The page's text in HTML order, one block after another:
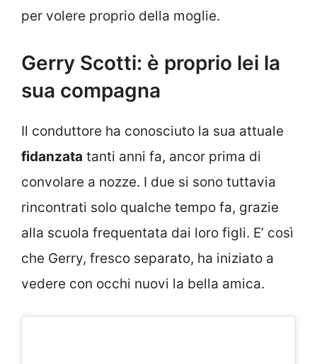
per volere proprio della moglie.
Gerry Scotti: è proprio lei la
sua compagna
Il conduttore ha conosciuto la sua attuale
fidanzata tanti anni fa, ancor prima di
convolare a nozze. I due si sono tuttavia
rincontrati solo qualche tempo fa, grazie
alla scuola frequentata dai loro figli. E’ così
che Gerry, fresco separato, ha iniziato a
vedere con occhi nuovi la bella amica.